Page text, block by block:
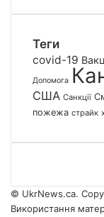
Теги
covid-19
Допомога
США Санкції
пожежа страйк
© UkrNews.ca.
Використання